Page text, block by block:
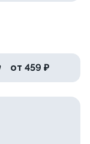
от 459 ₽